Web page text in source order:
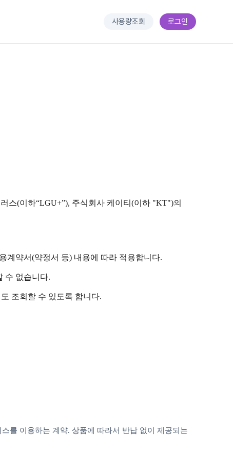
사용량조회 로그인
스(이하“LGU+”), 주식회사 케이티(이하 "KT")의
계약서(약정서 등) 내용에 따라 적용합니다.
수 없습니다.
조회할 수 있도록 합니다.
를 이용하는 계약. 상품에 따라서 반납 없이 제공되는